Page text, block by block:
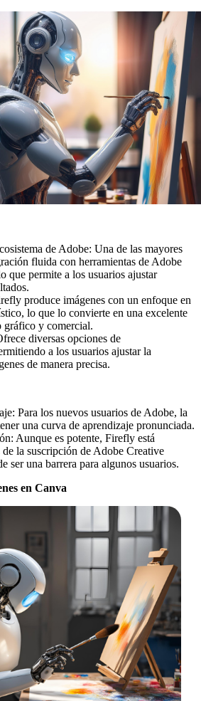
de Adobe: Una de las mayores
fluida con herramientas de Adobe
que permite a los usuarios ajustar
produce imágenes con un enfoque en
lo que lo convierte en una excelente
gráfico y comercial.
diversas opciones de
a los usuarios ajustar la
de manera precisa.
Para los nuevos usuarios de Adobe, la
una curva de aprendizaje pronunciada.
Aunque es potente, Firefly está
la suscripción de Adobe Creative
ser una barrera para algunos usuarios.
en Canva